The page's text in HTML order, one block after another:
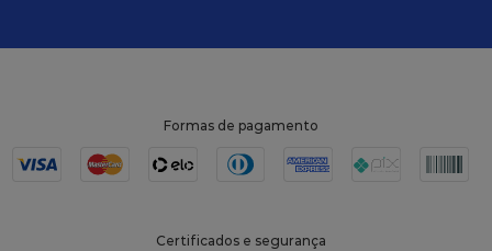
Formas de pagamento
Certificados e segurança